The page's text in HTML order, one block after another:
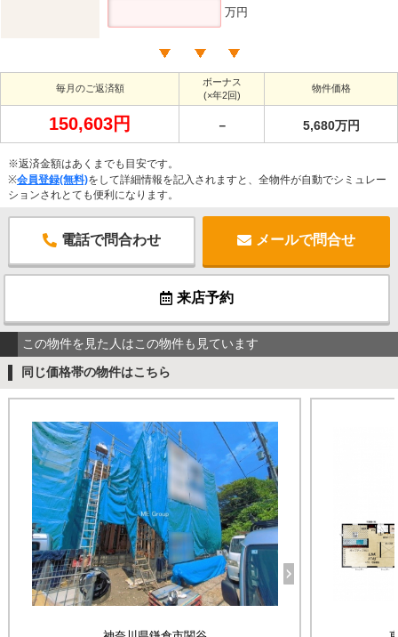
万円
毎月のご返済額
ボーナス
(×年2回)
物件価格
150,603円 － 5,680万円
※返済金額はあくまでも目安です。
※会員登録(無料)をして詳細情報を記入されますと、全物件が自動でシミュレー
ションされとても便利になります。
電話で問合わせ メールで問合せ
来店予約
この物件を見た人はこの物件も見ています
同じ価格帯の物件はこちら